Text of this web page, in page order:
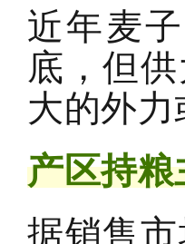
近年麦
底，但
大的外
产区持
据销售